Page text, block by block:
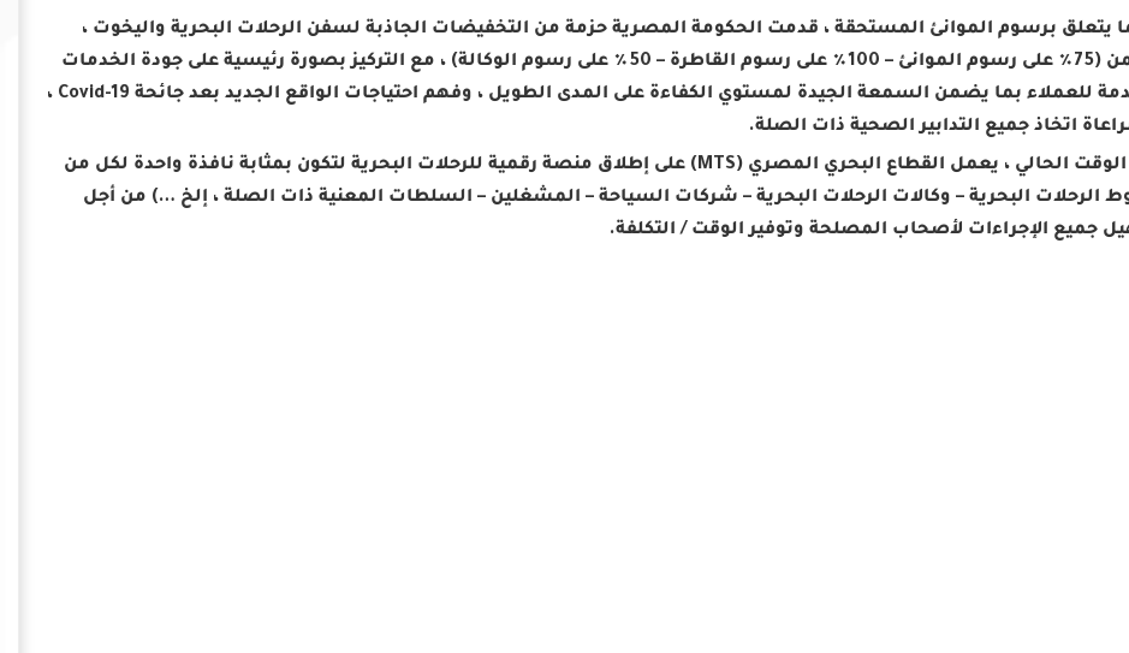
يتعلق برسوم الموانئ المستحقة ، قدمت الحكومة المصرية حزمة من التخفيضات الجاذبة لسفن الرحلات البحرية واليخوت ،
تتضمن (75٪ على رسوم الموانئ – 100٪ على رسوم القاطرة – 50٪ على رسوم الوكالة) ، مع التركيز بصورة رئيسية على جودة الخدمات
المقدمة للعملاء بما يضمن السمعة الجيدة لمستوي الكفاءة على المدى الطويل ، وفهم احتياجات الواقع الجديد بعد جائحة Covid-19 ،
اتخاذ جميع التدابير الصحية ذات الصلة.
– في الوقت الحالي ، يعمل القطاع البحري المصري (MTS) على إطلاق منصة رقمية للرحلات البحرية لتكون بمثابة نافذة واحدة لكل من
الرحلات البحرية – وكالات الرحلات البحرية – شركات السياحة – المشغلين – السلطات المعنية ذات الصلة ، إلخ …) من أجل
جميع الإجراءات لأصحاب المصلحة وتوفير الوقت / التكلفة.